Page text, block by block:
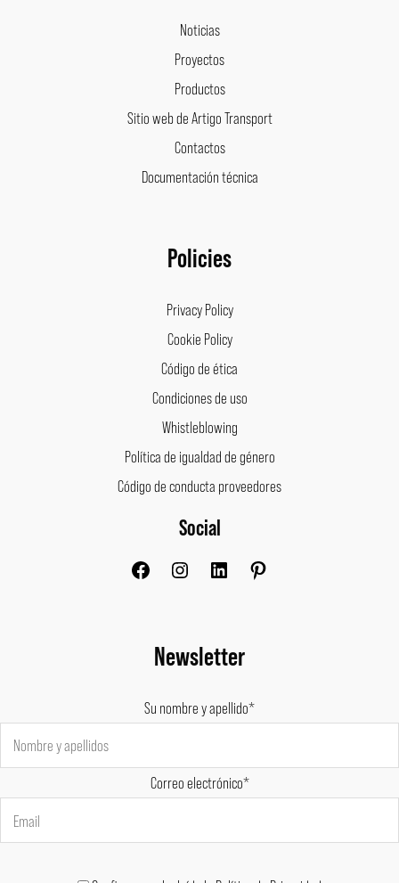
Noticias
Proyectos
Productos
Sitio web de Artigo Transport
Contactos
Documentación técnica
Policies
Privacy Policy
Cookie Policy
Código de ética
Condiciones de uso
Whistleblowing
Política de igualdad de género
Código de conducta proveedores
Social
FacebookInstagram
Newsletter
Su nombre y apellido*
Correo electrónico*